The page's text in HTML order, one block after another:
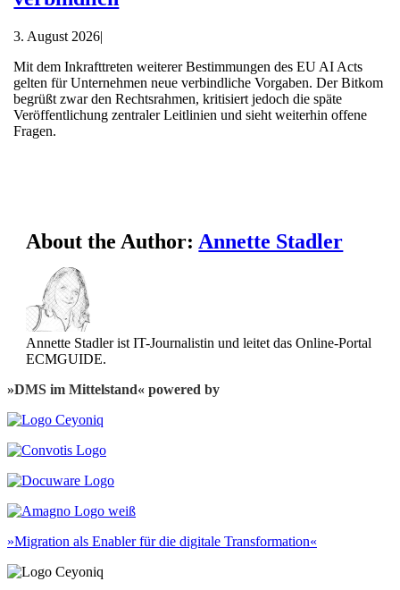
3. August 2026|
Mit dem Inkrafttreten weiterer Bestimmungen des EU AI Acts
gelten für Unternehmen neue verbindliche Vorgaben. Der Bitkom
begrüßt zwar den Rechtsrahmen, kritisiert jedoch die späte
Veröffentlichung zentraler Leitlinien und sieht weiterhin offene
Fragen.
About the Author: Annette Stadler
Annette Stadler ist IT-Journalistin und leitet das Online-Portal
ECMGUIDE.
»DMS im Mittelstand« powered by
»Migration als Enabler für die digitale Transformation«